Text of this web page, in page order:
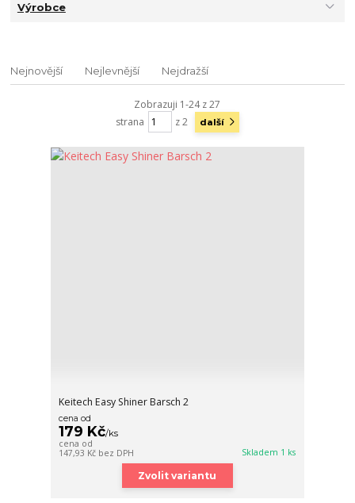
Výrobce
Nejnovější Nejlevnější Nejdražší
Zobrazuji 1-24 z 27
strana
z 2 další
Keitech Easy Shiner Barsch 2
cena od
179 Kč/ks
cena od
147,93 Kč bez DPH Skladem 1 ks
Zvolit variantu